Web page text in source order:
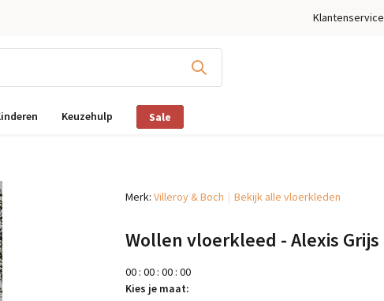
Klantenservice
Keuzehulp Sale
Merk: Villeroy & Boch Bekijk alle vloerkleden
Wollen vloerkleed - Alexis Grijs
00: 00: 00: 00
Kies je maat: